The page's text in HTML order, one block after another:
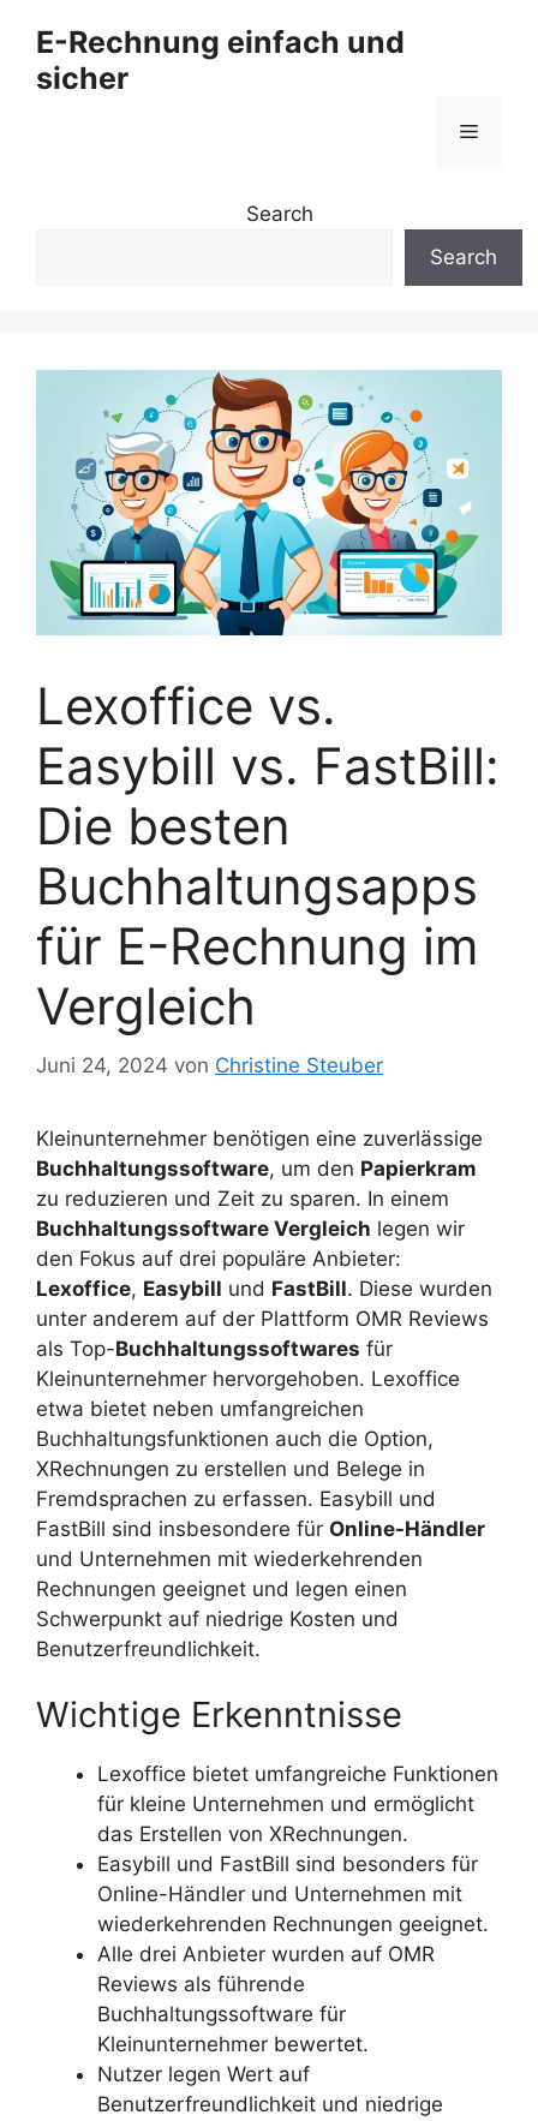
Inhalt
springen
E-Rechnung einfach und
sicher
Menü
Search
Search
Lexoffice vs.
Easybill vs. FastBill:
Die besten
Buchhaltungsapps
für E-Rechnung im
Vergleich
Juni 24, 2024 von Christine Steuber
Kleinunternehmer benötigen eine zuverlässige
Buchhaltungssoftware, um den Papierkram
zu reduzieren und Zeit zu sparen. In einem
Buchhaltungssoftware Vergleich legen wir
den Fokus auf drei populäre Anbieter:
Lexoffice, Easybill und FastBill. Diese wurden
unter anderem auf der Plattform OMR Reviews
als Top-Buchhaltungssoftwares für
Kleinunternehmer hervorgehoben. Lexoffice
etwa bietet neben umfangreichen
Buchhaltungsfunktionen auch die Option,
XRechnungen zu erstellen und Belege in
Fremdsprachen zu erfassen. Easybill und
FastBill sind insbesondere für Online-Händler
und Unternehmen mit wiederkehrenden
Rechnungen geeignet und legen einen
Schwerpunkt auf niedrige Kosten und
Benutzerfreundlichkeit.
Wichtige Erkenntnisse
Lexoffice bietet umfangreiche Funktionen
für kleine Unternehmen und ermöglicht
das Erstellen von XRechnungen.
Easybill und FastBill sind besonders für
Online-Händler und Unternehmen mit
wiederkehrenden Rechnungen geeignet.
Alle drei Anbieter wurden auf OMR
Reviews als führende
Buchhaltungssoftware für
Kleinunternehmer bewertet.
Nutzer legen Wert auf
Benutzerfreundlichkeit und niedrige